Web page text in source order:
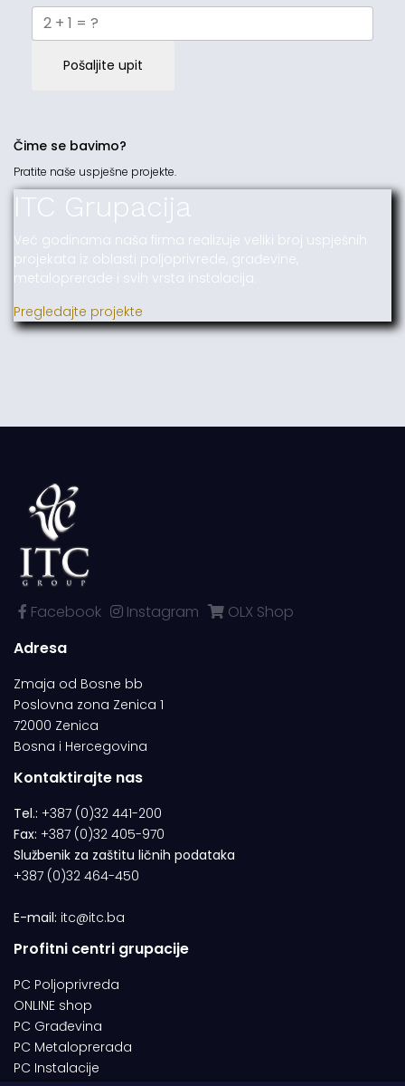
Pošaljite upit
Čime se bavimo?
Pratite naše uspješne projekte.
ITC Grupacija
Već godinama naša firma realizuje veliki broj uspješnih
projekata iz oblasti poljoprivrede, građevine,
metaloprerade i svih vrsta instalacija.
Pregledajte projekte
Facebook Instagram
OLX Shop
Adresa
Zmaja od Bosne bb
Poslovna zona Zenica 1
72000 Zenica
Bosna i Hercegovina
Kontaktirajte nas
Tel.: +387 (0)32 441-200
Fax: +387 (0)32 405-970
Službenik za zaštitu ličnih podataka
+387 (0)32 464-450
E-mail: itc@itc.ba
Profitni centri grupacije
PC Poljoprivreda
ONLINE shop
PC Građevina
PC Metaloprerada
PC Instalacije